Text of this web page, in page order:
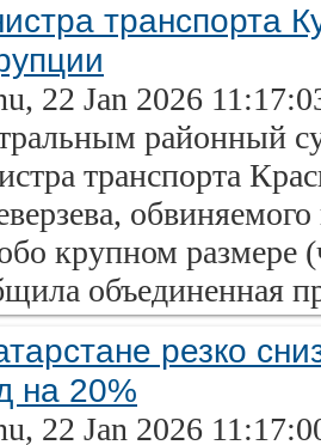
транспорта
22 Jan 2026
районный
транспорта
крупном
объединенная
резко
на 20%
22 Jan 2026